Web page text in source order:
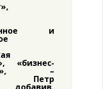
и
«бизнес-
–
Петр